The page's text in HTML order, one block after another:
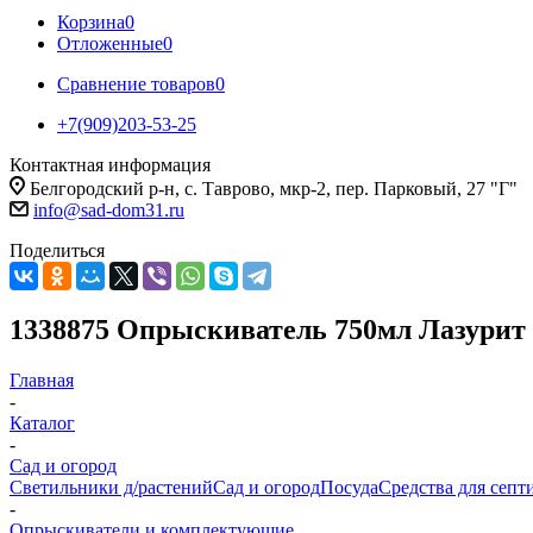
Корзина0
Отложенные0
Сравнение товаров0
+7(909)203-53-25
Контактная информация
Белгородский р-н, с. Таврово, мкр-2, пер. Парковый, 27 "Г"
info@sad-dom31.ru
Поделиться
1338875 Опрыскиватель 750мл Лазурит
Главная
-
Каталог
-
Сад и огород
Светильники д/растенийСад и огородПосудаСредства для
-